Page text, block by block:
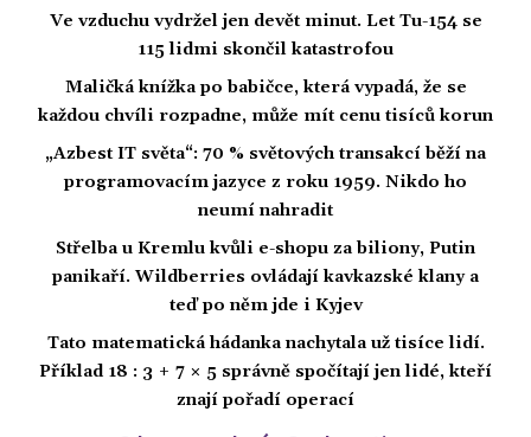
Ve vzduchu vydržel jen devět minut. Let Tu-154 se
115 lidmi skončil katastrofou
Maličká knížka po babičce, která vypadá, že se
každou chvíli rozpadne, může mít cenu tisíců korun
„Azbest IT světa“: 70 % světových transakcí běží na
programovacím jazyce z roku 1959. Nikdo ho
neumí nahradit
Střelba u Kremlu kvůli e-shopu za biliony, Putin
panikaří. Wildberries ovládají kavkazské klany a
teď po něm jde i Kyjev
Tato matematická hádanka nachytala už tisíce lidí.
Příklad 18 : 3 + 7 × 5 správně spočítají jen lidé, kteří
znají pořadí operací